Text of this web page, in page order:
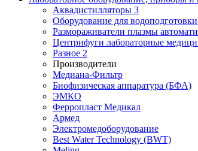
Аквадистилляторы 3
Оборудование для водоподготовки
Размораживатели плазмы
Центрифуги лабораторные
Разное 2
Производители
Медиана-Фильтр
Биофизическая аппаратура (БФА)
ЭМКО
Ферропласт Медикал
Армед
Электромедоборудование
Best Water Technology (BWT)